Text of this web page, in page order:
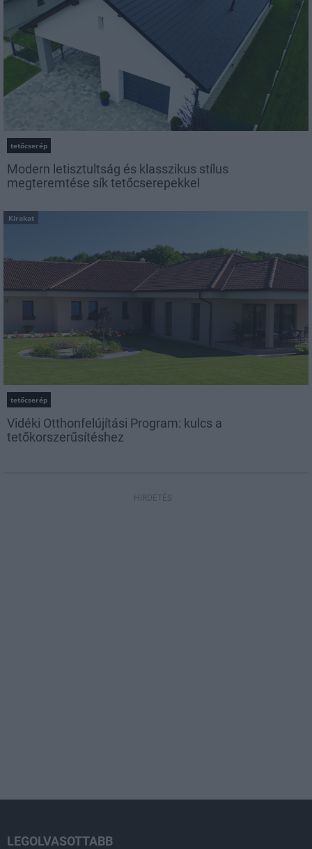
tetőcserép
Modern letisztultság és klasszikus stílus
megteremtése sík tetőcserepekkel
Kirakat
tetőcserép
Vidéki Otthonfelújítási Program: kulcs a
tetőkorszerűsítéshez
HIRDETÉS
LEGOLVASOTTABB